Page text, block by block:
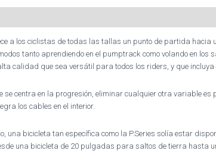
a los ciclistas de todas las tallas un punto de partida
tanto aprendiendo en el pumptrack como volando en
calidad que sea versátil para todos los riders, y que
se centra en la progresión, eliminar cualquier otra variable
los cables en el interior.
una bicicleta tan específica como la P.Series solía estar
una bicicleta de 20 pulgadas para saltos de tierra hasta